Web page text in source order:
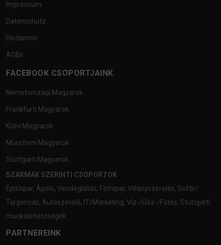
Impressum
Datenschutz
Disclaimer
AGBs
FACEBOOK CSOPORTJAINK
Németországi Magyarok
Frankfurti Magyarok
Kölni Magyarok
Müncheni Magyarok
Stuttgarti Magyarok
SZAKMÁK SZERINTI CSOPORTOK
Építőipar, Ápoló, Vendéglátás, Fémipar, Villanyszerelés, Sofőr/
Targoncás, Autószerelő, IT/Marketing, Víz-/Gáz-/Fűtés, Stuttgarti
munkalehetőségek
PARTNEREINK